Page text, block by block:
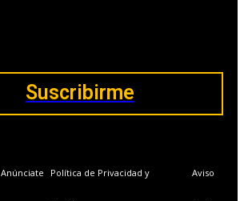
Suscribirme
Anúnciate Política de Privacidad y Aviso